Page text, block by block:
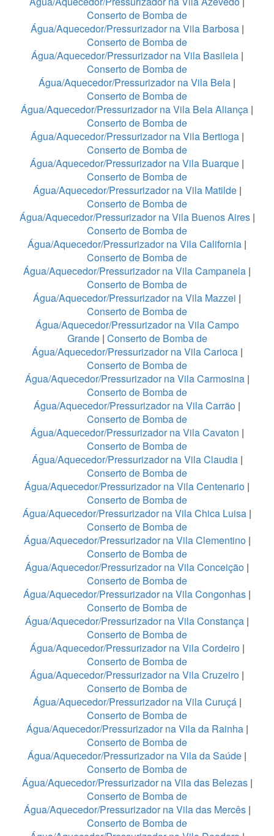
Conserto de Bomba de
Água/Aquecedor/Pressurizador na Vila Barbosa|
Conserto de Bomba de
Água/Aquecedor/Pressurizador na Vila Basileia|
Conserto de Bomba de
Água/Aquecedor/Pressurizador na Vila Bela |
Conserto de Bomba de
Água/Aquecedor/Pressurizador na Vila Bela Aliança |
Conserto de Bomba de
Água/Aquecedor/Pressurizador na Vila Bertioga|
Conserto de Bomba de
Água/Aquecedor/Pressurizador na Vila Buarque |
Conserto de Bomba de
Água/Aquecedor/Pressurizador na Vila Matilde|
Conserto de Bomba de
Água/Aquecedor/Pressurizador na Vila Buenos Aires|
Conserto de Bomba de
Água/Aquecedor/Pressurizador na Vila California |
Conserto de Bomba de
Água/Aquecedor/Pressurizador na Vila Campanela |
Conserto de Bomba de
Água/Aquecedor/Pressurizador na Vila Mazzei |
Conserto de Bomba de
Água/Aquecedor/Pressurizador na Vila Campo
Grande| Conserto de Bomba de
Água/Aquecedor/Pressurizador na Vila Carioca|
Conserto de Bomba de
Água/Aquecedor/Pressurizador na Vila Carmosina|
Conserto de Bomba de
Água/Aquecedor/Pressurizador na Vila Carrão |
Conserto de Bomba de
Água/Aquecedor/Pressurizador na Vila Cavaton |
Conserto de Bomba de
Água/Aquecedor/Pressurizador na Vila Claudia|
Conserto de Bomba de
Água/Aquecedor/Pressurizador na Vila Centenario |
Conserto de Bomba de
Água/Aquecedor/Pressurizador na Vila Chica Luisa |
Conserto de Bomba de
Água/Aquecedor/Pressurizador na Vila Clementino|
Conserto de Bomba de
Água/Aquecedor/Pressurizador na Vila Conceição |
Conserto de Bomba de
Água/Aquecedor/Pressurizador na Vila Congonhas |
Conserto de Bomba de
Água/Aquecedor/Pressurizador na Vila Constança |
Conserto de Bomba de
Água/Aquecedor/Pressurizador na Vila Cordeiro|
Conserto de Bomba de
Água/Aquecedor/Pressurizador na Vila Cruzeiro |
Conserto de Bomba de
Água/Aquecedor/Pressurizador na Vila Curuçá |
Conserto de Bomba de
Água/Aquecedor/Pressurizador na Vila da Rainha |
Conserto de Bomba de
Água/Aquecedor/Pressurizador na Vila da Saúde |
Conserto de Bomba de
Água/Aquecedor/Pressurizador na Vila das Belezas|
Conserto de Bomba de
Água/Aquecedor/Pressurizador na Vila das Mercês|
Conserto de Bomba de